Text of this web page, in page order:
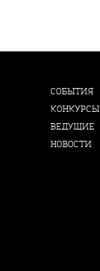
СОБЫТИЯ
КОНКУРСЫ
ВЕДУЩИЕ
НОВОСТИ